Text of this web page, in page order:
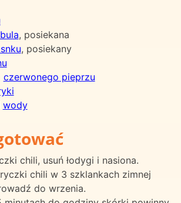
, posiekana
, posiekany
czerwonego pieprzu
wody
chili, usuń łodygi i nasiona.
chili w 3 szklankach zimnej
do wrzenia.